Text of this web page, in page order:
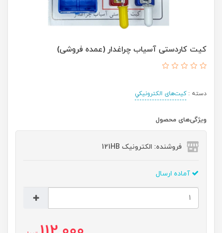
کیت کاردستی آسیاب چراغدار (عمده فروشی)
دسته :کیت‌های الکترونیکي
ویژگی‌های محصول
فروشنده: الکترونیک 121HB
آماده ارسال